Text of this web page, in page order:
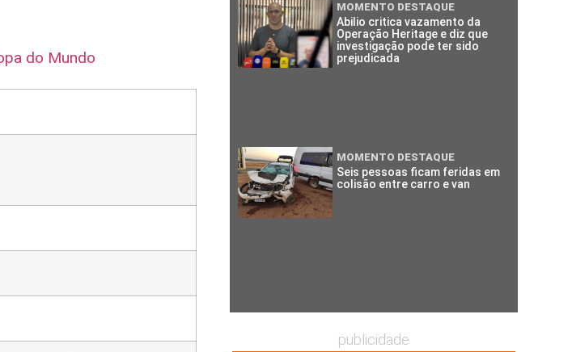
do Mundo
MOMENTO DESTAQUE
Abilio critica vazamento da
Operação Heritage e diz que
investigação pode ter sido
prejudicada
MOMENTO DESTAQUE
Seis pessoas ficam feridas em
colisão entre carro e van
publicidade